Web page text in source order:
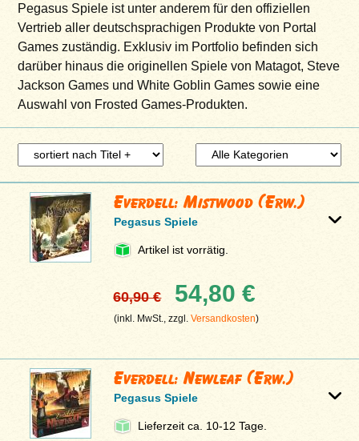
Pegasus Spiele ist unter anderem für den offiziellen
Vertrieb aller deutschsprachigen Produkte von Portal
Games zuständig. Exklusiv im Portfolio befinden sich
darüber hinaus die originellen Spiele von Matagot, Steve
Jackson Games und White Goblin Games sowie eine
Auswahl von Frosted Games-Produkten.
Everdell: Mistwood (Erw.)
Pegasus Spiele
Artikel ist vorrätig.
60,90 € 54,80 €
(inkl. MwSt., zzgl.Versandkosten)
Everdell: Newleaf (Erw.)
Pegasus Spiele
Lieferzeit ca. 10-12 Tage.